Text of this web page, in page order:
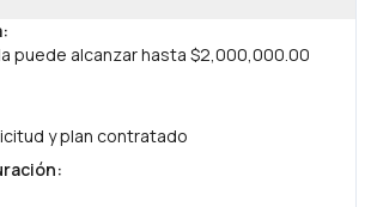
:
puede alcanzar hasta $2,000,000.00
y plan contratado
: